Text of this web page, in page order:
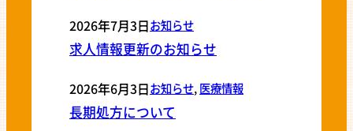
2026年7月3日お知らせ
求人情報更新のお知らせ
2026年6月3日お知らせ, 医療情報
長期処方について